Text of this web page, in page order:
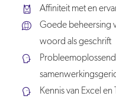
Affiniteit met en
Goede beheersing
woord als geschrift
Kennis van Excel